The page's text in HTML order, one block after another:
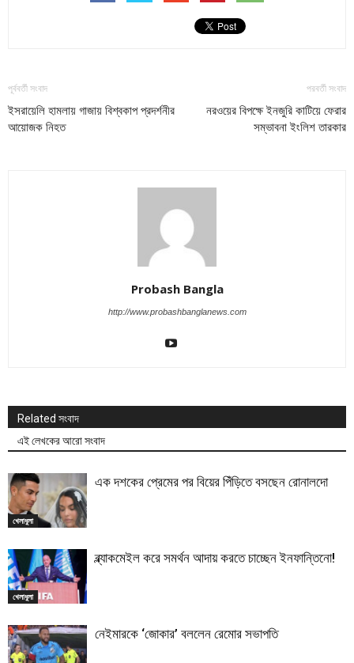
পূর্ববর্তী সংবাদ
ইসরায়েলি হামলায় গাজায় বিশ্বকাপ প্রদর্শনীর
আয়োজক নিহত
পরবর্তী সংবাদ
নরওয়ের বিপক্ষে ইনজুরি কাটিয়ে ফেরার
সম্ভাবনা ইংলিশ তারকার
Probash Bangla
http://www.probashbanglanews.com
Related সংবাদ
এই লেখকের আরো সংবাদ
খেলাধুলা
এক দশকের প্রেমের পর বিয়ের পিঁড়িতে বসছেন রোনালদো
খেলাধুলা
ব্ল্যাকমেইল করে সমর্থন আদায় করতে চাচ্ছেন ইনফান্তিনো!
নেইমারকে ‘জোকার’ বললেন রেমোর সভাপতি